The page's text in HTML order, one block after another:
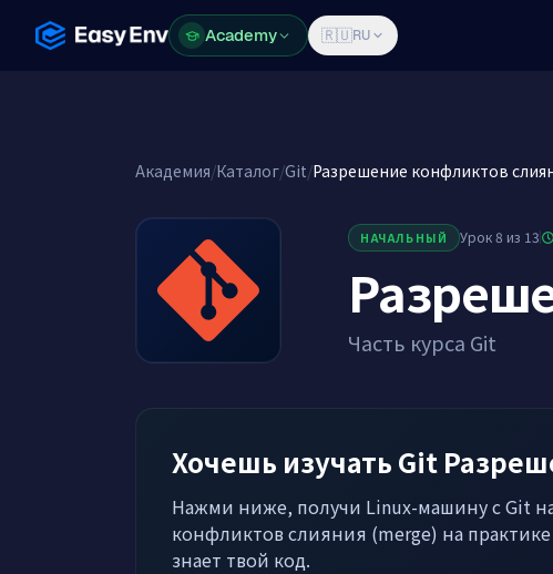
Academy
Academy 🇷🇺RU
Академия/Каталог/Git/Разрешение конфликтов
НАЧАЛЬНЫЙ Урок 8 из 13
Часть курса Git
Хочешь изучать Git
Нажми ниже, получи Linux-машину с Git
конфликтов слияния (merge) на
знает твой код.